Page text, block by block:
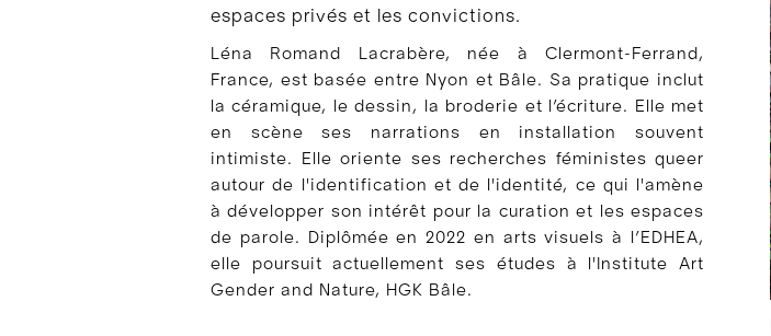
espaces privés et les convictions.
Léna Romand Lacrabère, née à Clermont-Ferrand,
France, est basée entre Nyon et Bâle. Sa pratique inclut
la céramique, le dessin, la broderie et l’écriture. Elle met
en scène ses narrations en installation souvent
intimiste. Elle oriente ses recherches féministes queer
autour de l'identification et de l'identité, ce qui l'amène
à développer son intérêt pour la curation et les espaces
de parole. Diplômée en 2022 en arts visuels à l’EDHEA,
elle poursuit actuellement ses études à l'Institute Art
Gender and Nature, HGK Bâle.